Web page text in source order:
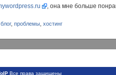
, она мне больше
блог, проблемы хостинг
Все права защищены